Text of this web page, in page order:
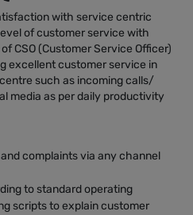
with service centric
of customer service with
CSO (Customer Service Officer)
excellent customer service in
such as incoming calls/
media as per daily productivity
complaints via any channel
to standard operating
scripts to explain customer